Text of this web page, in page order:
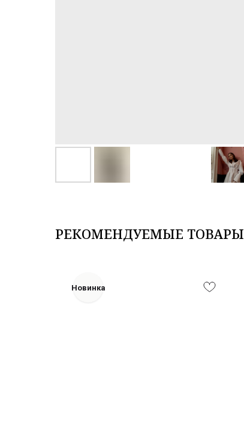
РЕКОМЕНДУЕМЫЕ ТОВАРЫ
Новинка